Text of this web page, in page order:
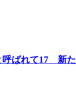
呼ばれて17 新